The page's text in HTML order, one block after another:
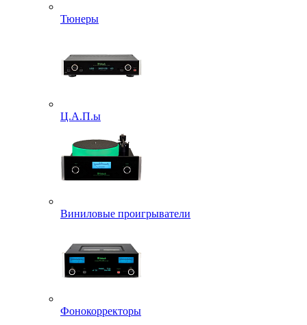
Тюнеры
Ц.А.П.ы
Виниловые проигрыватели
Фонокорректоры